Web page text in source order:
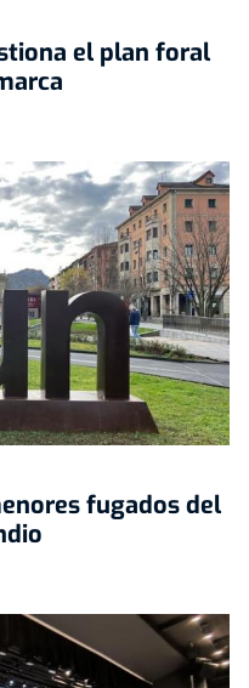
el plan foral
fugados del